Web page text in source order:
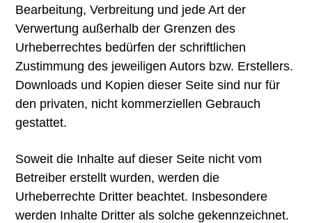
Bearbeitung, Verbreitung und jede Art der
Verwertung außerhalb der Grenzen des
Urheberrechtes bedürfen der schriftlichen
Zustimmung des jeweiligen Autors bzw. Erstellers.
Downloads und Kopien dieser Seite sind nur für
den privaten, nicht kommerziellen Gebrauch
gestattet.
Soweit die Inhalte auf dieser Seite nicht vom
Betreiber erstellt wurden, werden die
Urheberrechte Dritter beachtet. Insbesondere
werden Inhalte Dritter als solche gekennzeichnet.